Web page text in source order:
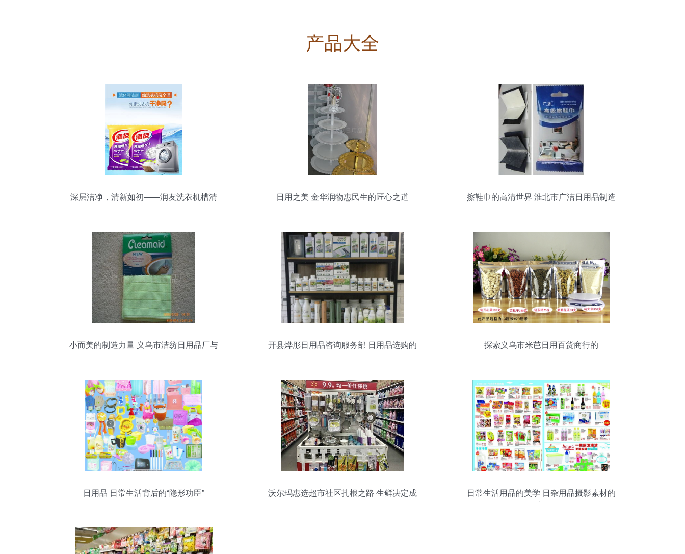
产品大全
深层洁净，清新如初——润友洗衣机槽清
日用之美 金华润物惠民生的匠心之道
擦鞋巾的高清世界 淮北市广洁日用品制造
小而美的制造力量 义乌市洁纺日用品厂与
开县烨彤日用品咨询服务部 日用品选购的
探索义乌市米芭日用百货商行的
日用品 日常生活背后的“隐形功臣”
沃尔玛惠选超市社区扎根之路 生鲜决定成
日常生活用品的美学 日杂用品摄影素材的